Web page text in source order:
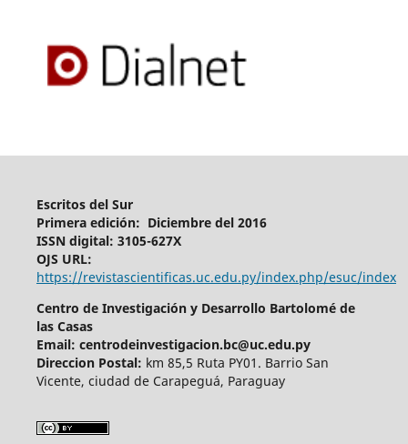
Escritos del Sur
Primera edición: Diciembre del 2016
ISSN digital: 3105-627X
OJS URL:
https://revistascientificas.uc.edu.py/index.php/esuc/index
Centro de Investigación y Desarrollo Bartolomé de
las Casas
Email: centrodeinvestigacion.bc@uc.edu.py
Direccion Postal: km 85,5 Ruta PY01. Barrio San
Vicente, ciudad de Carapeguá, Paraguay